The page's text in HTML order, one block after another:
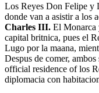
Los Reyes Don Felipe y Doa Letizia ya han llegado a Londres,
donde van a asistir a los
Charles III. El Monarca
capital britnica, pues el
Lugo por la maana,
Despus de comer,
official residence of los
diplomacia con